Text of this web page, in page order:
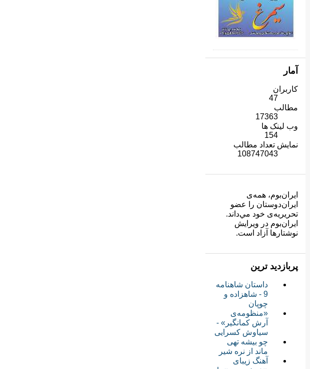
آمار
کاربران
47
مطالب
17363
وب لینک ها
154
نمایش تعداد مطالب
108747043
ایران‌بوم، همه‌ی
ايران‌دوستان را عضو
تحريريه‌ی خود مي‌داند.
ايران‌بوم در ويرايش
نوشتارها آزاد است.
پربازدید ترین
داستان شاهنامه
9 - شاهزاده و
چوپان
«منظومه‌ی
آرش کمانگیر» -
سیاوش کسرایی
چو بیشه تهی
ماند از نره شیر
آهنگ زیبای